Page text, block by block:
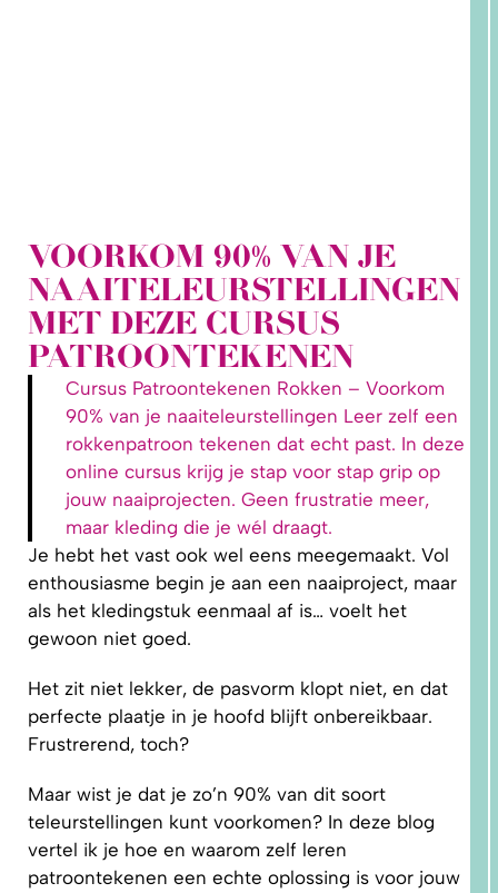
VOORKOM 90% VAN JE
NAAITELEURSTELLINGEN
MET DEZE CURSUS
PATROONTEKENEN
Cursus Patroontekenen Rokken – Voorkom
90% van je naaiteleurstellingen Leer zelf een
rokkenpatroon tekenen dat echt past. In deze
online cursus krijg je stap voor stap grip op
jouw naaiprojecten. Geen frustratie meer,
maar kleding die je wél draagt.
Je hebt het vast ook wel eens meegemaakt. Vol
enthousiasme begin je aan een naaiproject, maar
als het kledingstuk eenmaal af is… voelt het
gewoon niet goed.
Het zit niet lekker, de pasvorm klopt niet, en dat
perfecte plaatje in je hoofd blijft onbereikbaar.
Frustrerend, toch?
Maar wist je dat je zo’n 90% van dit soort
teleurstellingen kunt voorkomen? In deze blog
vertel ik je hoe en waarom zelf leren
patroontekenen een echte oplossing is voor jouw
2. HOE
LEER IK
PATRONEN
WAAROM
PAST
NIKS
GOED?